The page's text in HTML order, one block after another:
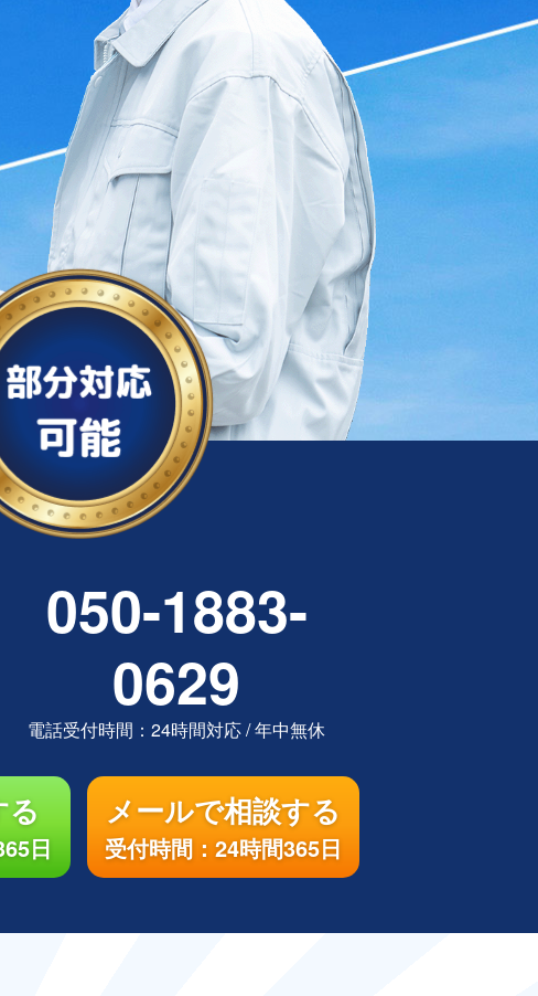
050-1883-
0629
電話受付時間：24時間対応/年中無休
る
日
メールで相談する
受付時間：24時間365日